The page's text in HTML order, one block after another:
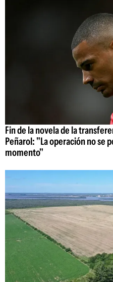
Fin de la novela de la
Peñarol: "La operación no se
momento"